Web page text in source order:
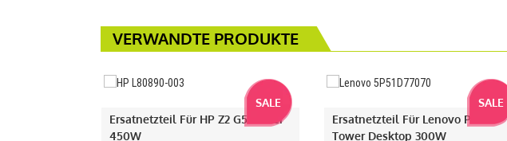
VERWANDTE PRODUKTE
SALE
Ersatnetzteil Für HP Z2 G5 Tower
450W
SALE
Ersatnetzteil Für Lenovo P340
Tower Desktop 300W